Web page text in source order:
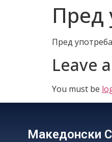
Пред
Пред
Leave
You must be
Македонски